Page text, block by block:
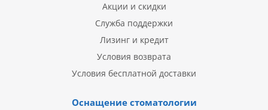
Акции и скидки
Служба поддержки
Лизинг и кредит
Условия возврата
Условия бесплатной доставки
Оснащение стоматологии